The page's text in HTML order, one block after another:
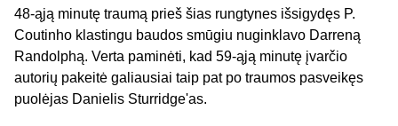
48-ąją minutę traumą prieš šias rungtynes išsigydęs P.
Coutinho klastingu baudos smūgiu nuginklavo Darreną
Randolphą. Verta paminėti, kad 59-ąją minutę įvarčio
autorių pakeitė galiausiai taip pat po traumos pasveikęs
puolėjas Danielis Sturridge'as.